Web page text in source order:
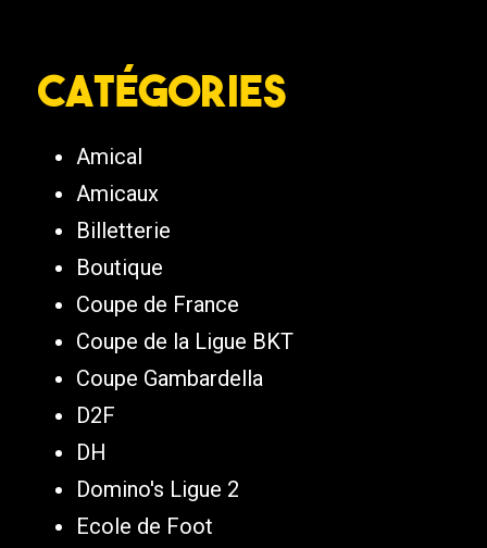
Catégories
Amical
Amicaux
Billetterie
Boutique
Coupe de France
Coupe de la Ligue BKT
Coupe Gambardella
D2F
DH
Domino's Ligue 2
Ecole de Foot